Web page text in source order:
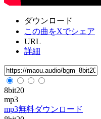
ダウンロード
この曲をXでシェア
URL
詳細
8bit20
mp3
mp3無料ダウンロード